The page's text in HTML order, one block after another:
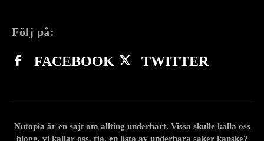
Följ på:
FACEBOOK TWITTER
Nutopia är en sajt om allting underbart. Vissa skulle kalla oss
blogg, vi kallar oss, tja, en lista av underbara saker kanske?